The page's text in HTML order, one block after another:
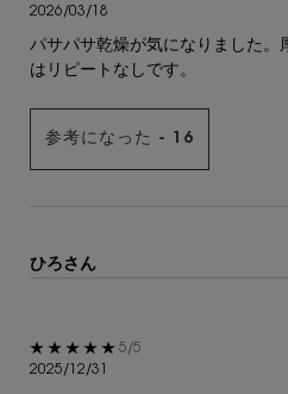
2026/03/18
パサパサ乾燥が気になりました。
はリピートなしです。
参考になった - 16
ひろさん
5星中5。
5/5
2025/12/31